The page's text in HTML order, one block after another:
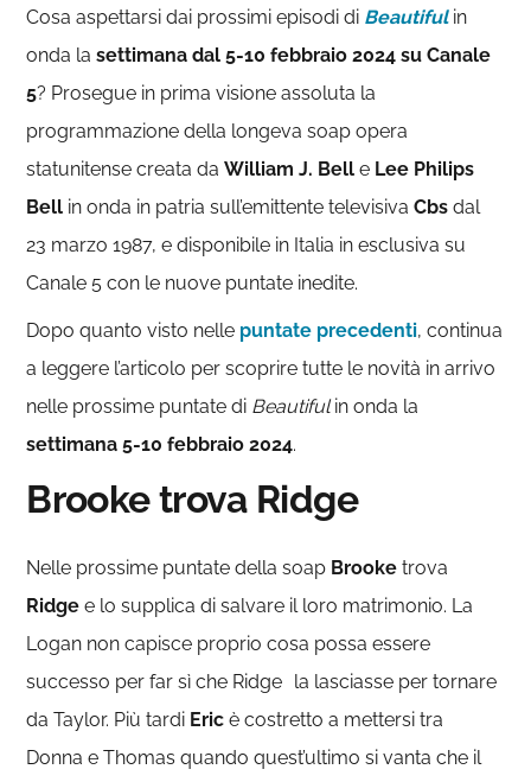
Cosa aspettarsi dai prossimi episodi di Beautifulin
onda lasettimana dal 5-10 febbraio 2024su Canale
5? Prosegue in prima visione assoluta la
programmazione della longeva soap opera
statunitense creata daWilliam J. Bell e Lee Philips
Bell in onda in patria sull’emittente televisivaCbs dal
23 marzo 1987, e disponibile in Italia in esclusiva su
Canale 5 con le nuove puntate inedite.
Dopo quanto visto nelle puntate precedenti, continua
a leggere l’articolo per scoprire tutte le novità in arrivo
nelle prossime puntate di Beautifulin onda la
settimana 5-10 febbraio 2024.
Brooke trova Ridge
Nelle prossime puntate della soap Brooke trova
Ridge e lo supplica di salvare il loro matrimonio. La
Logan non capisce proprio cosa possa essere
successo per far sì che Ridge la lasciasse per tornare
da Taylor. Più tardi Eric è costretto a mettersi tra
Donna e Thomas quando quest’ultimo si vanta che il